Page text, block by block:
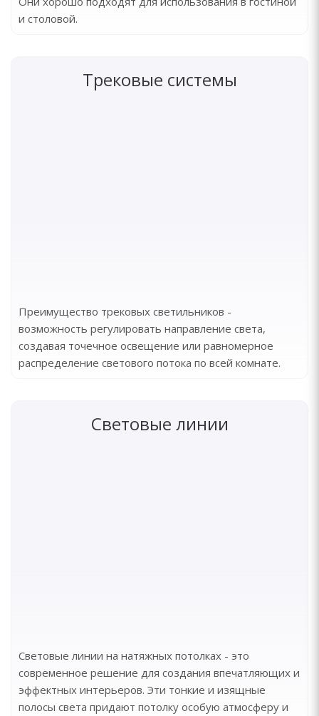
и столовой.
Трековые системы
Преимущество трековых светильников -
возможность регулировать направление света,
создавая точечное освещение или равномерное
распределение светового потока по всей комнате.
Световые линии
Световые линии на натяжных потолках - это
современное решение для создания впечатляющих и
эффектных интерьеров. Эти тонкие и изящные
полосы света придают потолку особую атмосферу и